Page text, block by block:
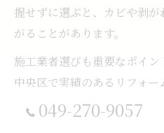
握せずに選ぶと、カビや剥
がることがあります。
施工業者選びも重要なポイン
中央区で実績のあるリフォ
アフターサポートまできめ
す。実際のユーザーからは
049-270-9057